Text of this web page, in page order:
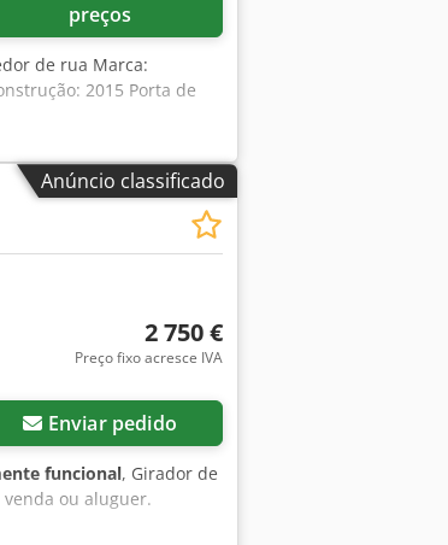
preços
de rua Marca:
2015 Porta de
Anúncio classificado
2 750 €
Preço fixo acresce IVA
Enviar pedido
funcional, Girador de
ou aluguer.